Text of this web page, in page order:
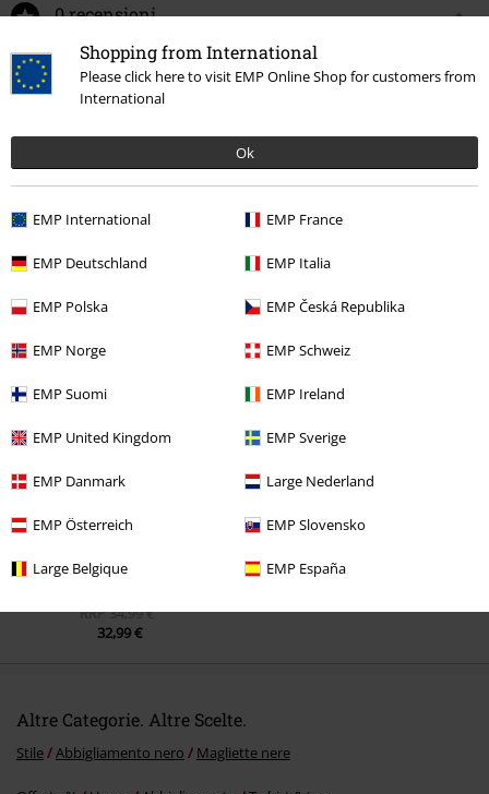
Shopping from International
Please click here to visit EMP Online Shop for customers from
International
Ok
EMP International EMP France
EMP Deutschland EMP Italia
EMP Polska EMP Česká Republika
EMP Norge EMP Schweiz
EMP Suomi EMP Ireland
EMP United Kingdom EMP Sverige
EMP Danmark Large Nederland
EMP Österreich EMP Slovensko
Large Belgique EMP España
0 recensioni
Scrivi la tua recensione di "Essential T-shirt with Lacing
Detail".
Scrivi una recensione
Ultimi articoli visualizzati
RRP34,99 €
32,99 €
Altre Categorie. Altre Scelte.
Stile Abbigliamento nero Magliette nere